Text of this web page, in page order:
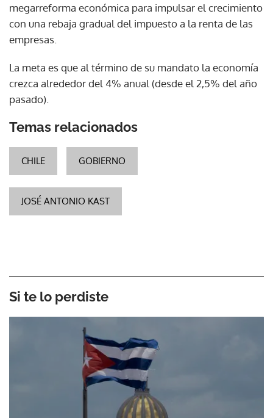
megarreforma económica para impulsar el crecimiento
con una rebaja gradual del impuesto a la renta de las
empresas.
La meta es que al término de su mandato la economía
crezca alrededor del 4% anual (desde el 2,5% del año
pasado).
Temas relacionados
CHILE GOBIERNO
JOSÉ ANTONIO KAST
Si te lo perdiste